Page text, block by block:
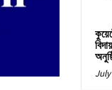
July